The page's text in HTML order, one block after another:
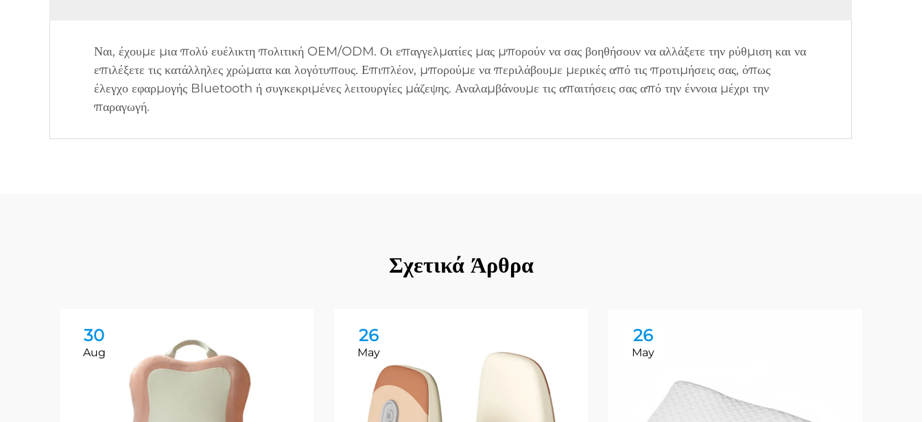
Ναι, έχουμε μια πολύ ευέλικτη πολιτική OEM/ODM. Οι επαγγελματίες μας μπορούν να σας βοηθήσουν να αλλάξετε την ρύθμιση και να
επιλέξετε τις κατάλληλες χρώματα και λογότυπους. Επιπλέον, μπορούμε να περιλάβουμε μερικές από τις προτιμήσεις σας, όπως
έλεγχο εφαρμογής Bluetooth ή συγκεκριμένες λειτουργίες μάζεψης. Αναλαμβάνουμε τις απαιτήσεις σας από την έννοια μέχρι την
παραγωγή.
Σχετικά Άρθρα
30
Aug
26
May
26
May